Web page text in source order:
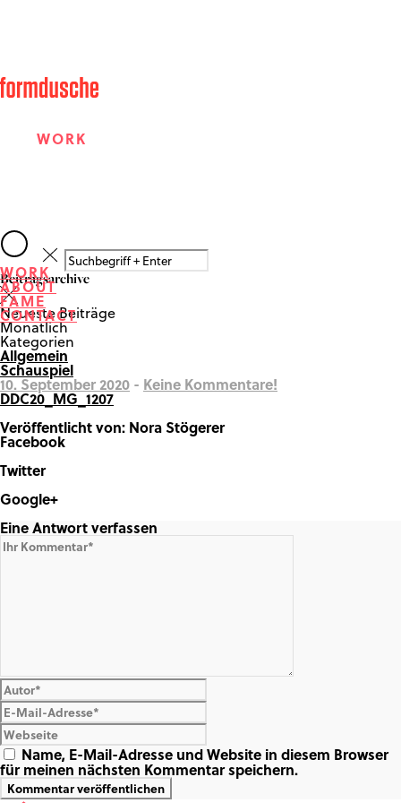
WORK
FAME
CONTACT
WORK
ABOUT
FAME
CONTACT
Beitragsarchive
Neueste Beiträge
Monatlich
Kategorien
Allgemein
Schauspiel
10. September 2020 - Keine Kommentare!
DDC20_MG_1207
Veröffentlicht von: Nora Stögerer
Facebook
Twitter
Google+
Share on Google+
Eine Antwort verfassen
Name, E-Mail-Adresse und Website in diesem Browser
für meinen nächsten Kommentar speichern.